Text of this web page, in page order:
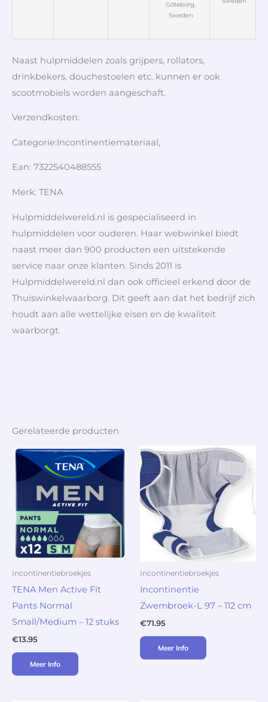
Göteborg,
Sweden
Naast hulpmiddelen zoals grijpers, rollators,
drinkbekers, douchestoelen etc. kunnen er ook
scootmobiels worden aangeschaft.
Verzendkosten:
Categorie:Incontinentiemateriaal,
Ean: 7322540488555
Merk: TENA
Hulpmiddelwereld.nl is gespecialiseerd in
hulpmiddelen voor ouderen. Haar webwinkel biedt
naast meer dan 900 producten een uitstekende
service naar onze klanten. Sinds 2011 is
Hulpmiddelwereld.nl dan ook officieel erkend door de
Thuiswinkelwaarborg. Dit geeft aan dat het bedrijf zich
houdt aan alle wettelijke eisen en de kwaliteit
waarborgt.
Gerelateerde producten
Incontinentiebroekjes
TENA Men Active Fit
Pants Normal
Small/Medium – 12 stuks
€13.95
Meer Info
Incontinentiebroekjes
Incontinentie
Zwembroek-L 97 – 112 cm
€71.95
Meer Info